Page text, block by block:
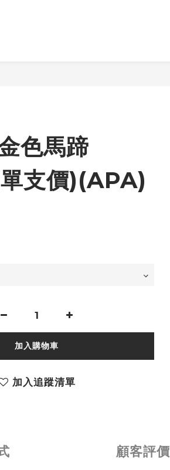
色馬蹄
支價)(APA)
加入購物車
加入追蹤清單
顧客評價